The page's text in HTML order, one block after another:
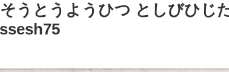
うとうようひつ としびひじ